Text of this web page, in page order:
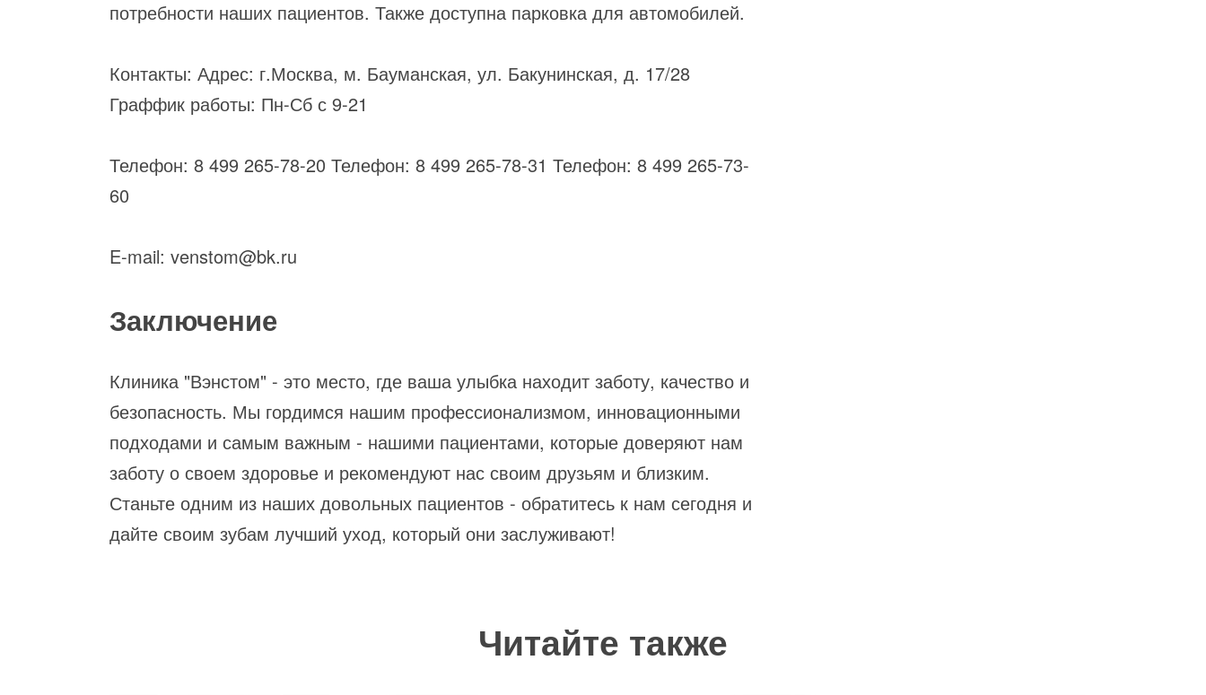
потребности наших пациентов. Также доступна парковка для автомобилей.
Контакты: Адрес: г.Москва, м. Бауманская, ул. Бакунинская, д. 17/28
Граффик работы: Пн-Сб с 9-21
Телефон: 8 499 265-78-20 Телефон: 8 499 265-78-31 Телефон: 8 499 265-73-
60
E-mail: venstom@bk.ru
Заключение
Клиника "Вэнстом" - это место, где ваша улыбка находит заботу, качество и
безопасность. Мы гордимся нашим профессионализмом, инновационными
подходами и самым важным - нашими пациентами, которые доверяют нам
заботу о своем здоровье и рекомендуют нас своим друзьям и близким.
Станьте одним из наших довольных пациентов - обратитесь к нам сегодня и
дайте своим зубам лучший уход, который они заслуживают!
Читайте также